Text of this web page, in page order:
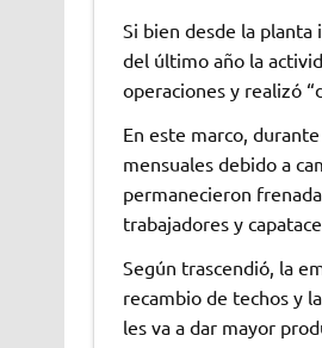
Si bien desde la
del último año la
operaciones y realizó
En este marco,
mensuales debido a
permanecieron
trabajadores y
Según trascendió, la
recambio de techos y
les va a dar mayor